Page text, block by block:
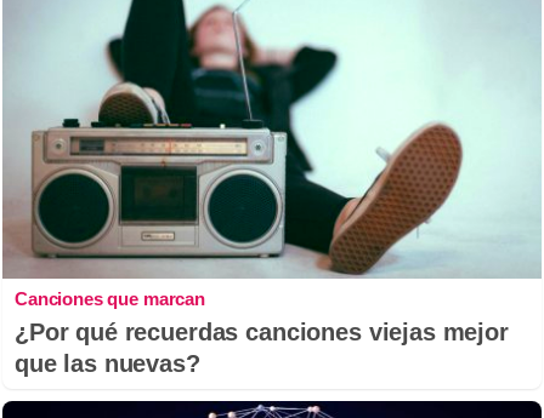
Canciones que marcan
¿Por qué recuerdas canciones viejas mejor
que las nuevas?